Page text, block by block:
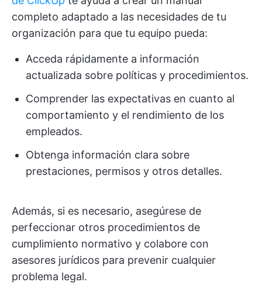
completo adaptado a las necesidades de tu
organización para que tu equipo pueda:
Acceda rápidamente a información
actualizada sobre políticas y procedimientos.
Comprender las expectativas en cuanto al
comportamiento y el rendimiento de los
empleados.
Obtenga información clara sobre
prestaciones, permisos y otros detalles.
Además, si es necesario, asegúrese de
perfeccionar otros procedimientos de
cumplimiento normativo y colabore con
asesores jurídicos para prevenir cualquier
problema legal.